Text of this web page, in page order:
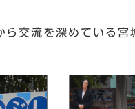
交流を深めている